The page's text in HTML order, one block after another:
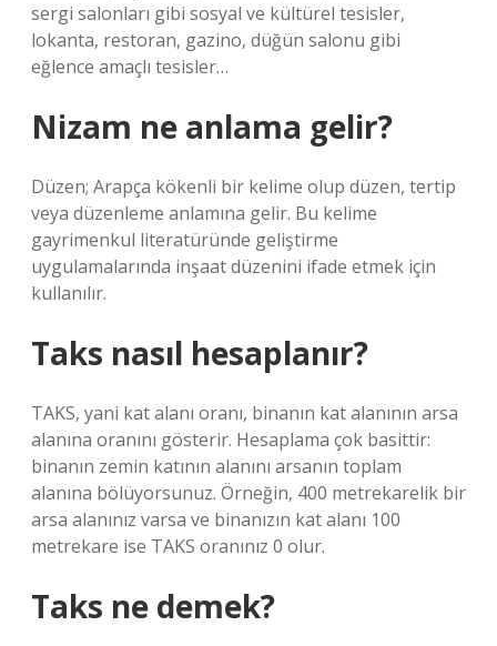
sergi salonları gibi sosyal ve kültürel tesisler,
lokanta, restoran, gazino, düğün salonu gibi
eğlence amaçlı tesisler…
Nizam ne anlama gelir?
Düzen; Arapça kökenli bir kelime olup düzen, tertip
veya düzenleme anlamına gelir. Bu kelime
gayrimenkul literatüründe geliştirme
uygulamalarında inşaat düzenini ifade etmek için
kullanılır.
Taks nasıl hesaplanır?
TAKS, yani kat alanı oranı, binanın kat alanının arsa
alanına oranını gösterir. Hesaplama çok basittir:
binanın zemin katının alanını arsanın toplam
alanına bölüyorsunuz. Örneğin, 400 metrekarelik bir
arsa alanınız varsa ve binanızın kat alanı 100
metrekare ise TAKS oranınız 0 olur.
Taks ne demek?